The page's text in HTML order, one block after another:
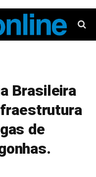
Brasileira
de